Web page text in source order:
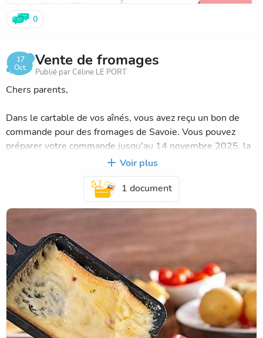
0
17
Oct.
Vente de fromages
Publié par Céline LE PORT
Chers parents,
Dans le cartable de vos aînés, vous avez reçu un bon de
commande pour des fromages de Savoie. Vous pouvez
préparer votre commande jusqu'au 14 novembre 2025, la
livraison aura lieu le jeudi 11 décembre. N'hésitez pas à en
faire profiter famille, voisins, collègues et amis...
Pour les enfants de CP/CE1 partis en classe poney, le bon
de commande vous sera remis par la maman de Timoté
Dufrène (CE1) à l'arrivée du car.
Merci d'avance pour votre participation.
Grâce à vous, nous pourrons continuer l'entretien et les
divers projets travaux de l'école notamment la construction
d'une 8ème classe.😉
Bien à vous,
Voir plus
1 document